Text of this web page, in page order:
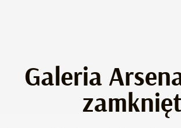
Galeria